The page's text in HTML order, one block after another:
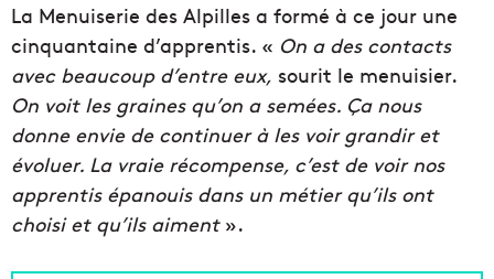
La Menuiserie des Alpilles a formé à ce jour une
cinquantaine d’apprentis. « On a des contacts
avec beaucoup d’entre eux, sourit le menuisier.
On voit les graines qu’on a semées. Ça nous
donne envie de continuer à les voir grandir et
évoluer. La vraie récompense, c’est de voir nos
apprentis épanouis dans un métier qu’ils ont
choisi et qu’ils aiment».